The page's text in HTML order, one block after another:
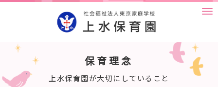
M
保育理念
上水保育園が大切にしていること